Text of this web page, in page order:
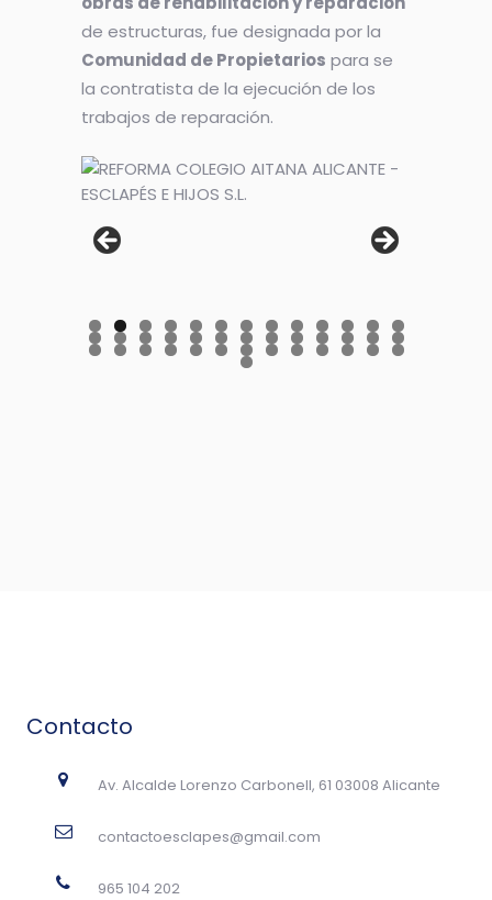
de estructuras, fue designada por la
Comunidad de Propietarios para se
la contratista de la ejecución de los
trabajos de reparación.
Contacto
Av. Alcalde Lorenzo Carbonell, 61 03008 Alicante
contactoesclapes@gmail.com
965 104 202